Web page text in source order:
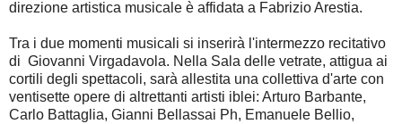
direzione artistica musicale è affidata a Fabrizio Arestia.
Tra i due momenti musicali si inserirà l'intermezzo recitativo
di Giovanni Virgadavola. Nella Sala delle vetrate, attigua ai
cortili degli spettacoli, sarà allestita una collettiva d'arte con
ventisette opere di altrettanti artisti iblei: Arturo Barbante,
Carlo Battaglia, Gianni Bellassai Ph, Emanuele Bellio,